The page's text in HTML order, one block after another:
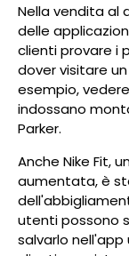
Nella vendita al
delle
clienti provare i
dover visitare
esempio,
indossano
Parker.
Anche Nike Fit,
aumentata, è
utenti possono
salvarlo nell'app